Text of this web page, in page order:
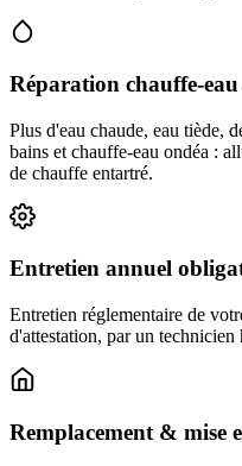
Réparation chauffe-
Plus d'eau chaude, eau tiède,
bains et chauffe-eau ondéa :
de chauffe entartré.
Entretien annuel
Entretien réglementaire de
d'attestation, par un technicien
Remplacement & mise